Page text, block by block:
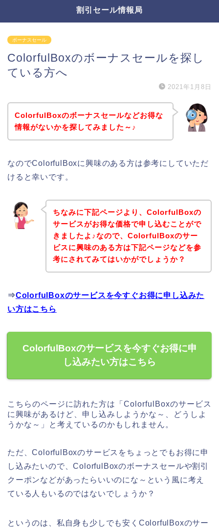
割引セール情報局
ボーナスセール
ColorfulBoxのボーナスセールを探し
ている方へ
2021年1月8日
ColorfulBoxのボーナスセールなどお得な
情報がないかを探してみました～♪
なのでColorfulBoxに興味のある方は参考にしていただ
けると幸いです。
ちなみに下記ページより、ColorfulBoxの
サービスがお得な価格で申し込むことがで
きましたよ♪なので、ColorfulBoxのサー
ビスに興味のある方は下記ページなどを参
考にされてみてはいかがでしょうか？
⇒ColorfulBoxのサービスを今すぐお得に申し込みた
い方はこちら
ColorfulBoxのサービスを今すぐお得に申
し込みたい方はこちら
こちらのページに訪れた方は「ColorfulBoxのサービス
に興味があるけど、申し込みしようかな～、どうしよ
うかな～」と考えているのかもしれません。
ただ、ColorfulBoxのサービスをちょっとでもお得に申
し込みたいので、ColorfulBoxのボーナスセールや割引
クーポンなどがあったらいいのにな～という風に考え
ている人もいるのではないでしょうか？
というのは、私自身も少しでも安くColorfulBoxのサー